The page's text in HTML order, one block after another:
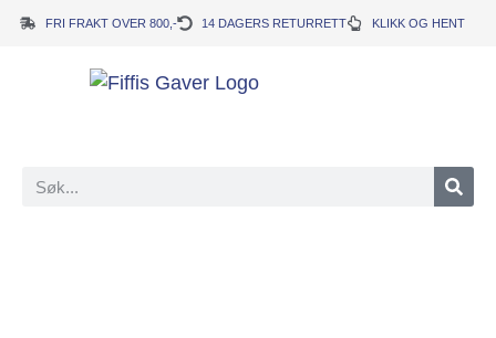
FRI FRAKT OVER 800,- 14 DAGERS RETURRETT KLIKK OG HENT